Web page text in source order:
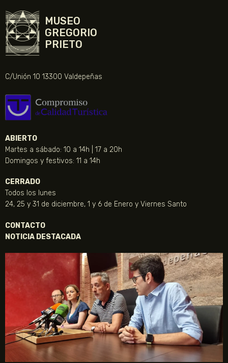
MUSEO
GREGORIO
PRIETO
C/Unión 10 13300 Valdepeñas
ABIERTO
Martes a sábado: 10 a 14h | 17 a 20h
Domingos y festivos: 11 a 14h
CERRADO
Todos los lunes
24, 25 y 31 de diciembre, 1 y 6 de Enero y Viernes Santo
CONTACTO
NOTICIA DESTACADA